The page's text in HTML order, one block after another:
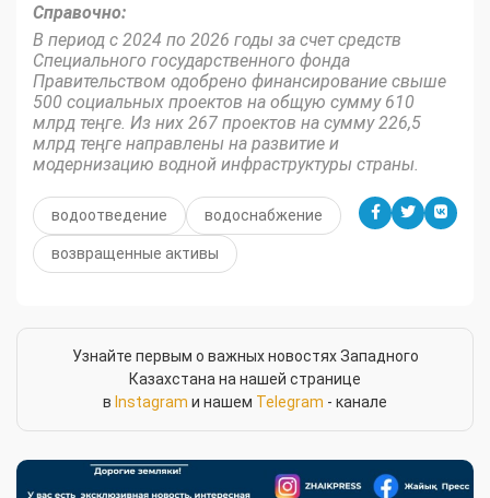
Справочно:
В период с 2024 по 2026 годы за счет средств
Специального государственного фонда
Правительством одобрено финансирование свыше
500 социальных проектов на общую сумму 610
млрд теңге. Из них 267 проектов на сумму 226,5
млрд теңге направлены на развитие и
модернизацию водной инфраструктуры страны.
водоотведение водоснабжение
возвращенные активы
Узнайте первым о важных новостях Западного
Казахстана на нашей странице
в Instagram и нашем Telegram - канале